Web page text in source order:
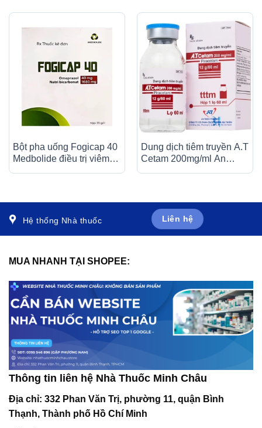
Bột pha uống Fogicap 40
Medbolide điều trị viêm
Dung dịch tiêm truyền A.T
Cetam 200mg/ml An
Hệ thống Nhà thuốc Liên hệ
MUA NHANH TẠI SHOPEE:
Thông tin liên hệ Nhà Thuốc Minh Châu
Địa chỉ: 332 Phan Văn Trị, phường 11, quận Bình
Thạnh, Thành phố Hồ Chí Minh